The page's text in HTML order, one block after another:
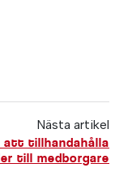
Nästa artikel
att tillhandahålla
till medborgare